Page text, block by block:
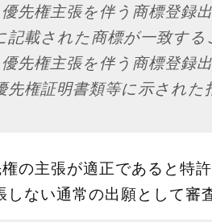
先権主張を伴う商標登録
記載された商標が一致する
先権主張を伴う商標登録
先権証明書類等に示され
の主張が適正であると特
しない通常の出願として審